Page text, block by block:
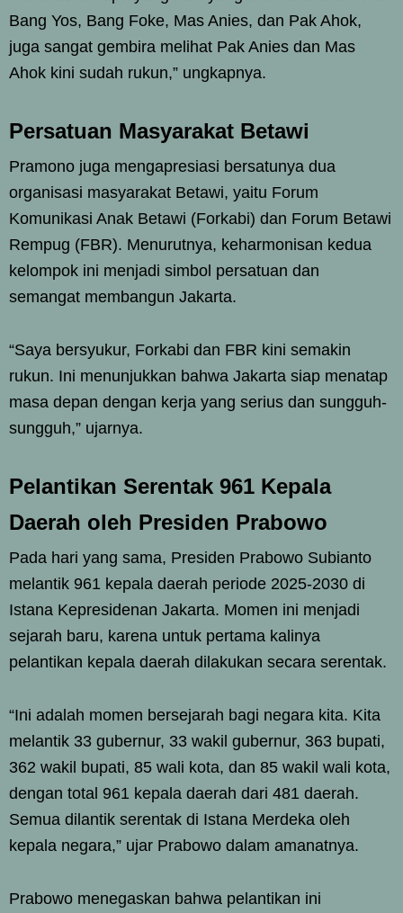
Bang Yos, Bang Foke, Mas Anies, dan Pak Ahok,
juga sangat gembira melihat Pak Anies dan Mas
Ahok kini sudah rukun,” ungkapnya.
Persatuan Masyarakat Betawi
Pramono juga mengapresiasi bersatunya dua
organisasi masyarakat Betawi, yaitu Forum
Komunikasi Anak Betawi (Forkabi) dan Forum Betawi
Rempug (FBR). Menurutnya, keharmonisan kedua
kelompok ini menjadi simbol persatuan dan
semangat membangun Jakarta.
“Saya bersyukur, Forkabi dan FBR kini semakin
rukun. Ini menunjukkan bahwa Jakarta siap menatap
masa depan dengan kerja yang serius dan sungguh-
sungguh,” ujarnya.
Pelantikan Serentak 961 Kepala
Daerah oleh Presiden Prabowo
Pada hari yang sama, Presiden Prabowo Subianto
melantik 961 kepala daerah periode 2025-2030 di
Istana Kepresidenan Jakarta. Momen ini menjadi
sejarah baru, karena untuk pertama kalinya
pelantikan kepala daerah dilakukan secara serentak.
“Ini adalah momen bersejarah bagi negara kita. Kita
melantik 33 gubernur, 33 wakil gubernur, 363 bupati,
362 wakil bupati, 85 wali kota, dan 85 wakil wali kota,
dengan total 961 kepala daerah dari 481 daerah.
Semua dilantik serentak di Istana Merdeka oleh
kepala negara,” ujar Prabowo dalam amanatnya.
Prabowo menegaskan bahwa pelantikan ini